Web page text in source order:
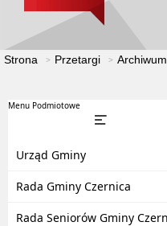
Strona Przetargi
Menu Podmiotowe
Urząd Gminy
Rada Gminy Czernica
Rada Seniorów Gminy